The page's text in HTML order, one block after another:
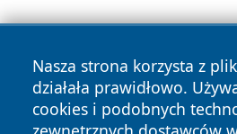
Nasza strona korzysta z
działała prawidłowo.
cookies i podobnych